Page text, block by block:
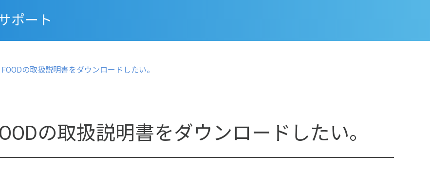
ポート
の取扱説明書をダウンロードしたい。
の取扱説明書をダウンロードしたい。